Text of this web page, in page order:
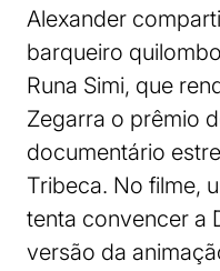
Alexander
barqueiro
Runa Simi, que
Zegarra o prêmio
documentário
Tribeca. No filme,
tenta convencer a
versão da